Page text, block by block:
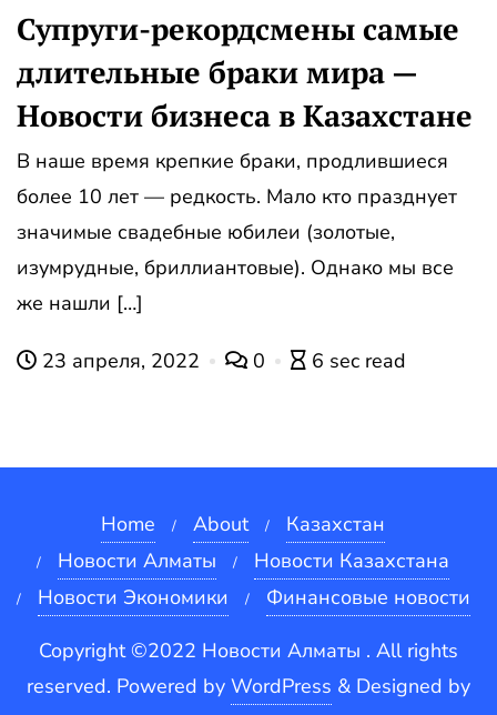
Супруги-рекордсмены самые
длительные браки мира —
Новости бизнеса в Казахстане
В наше время крепкие браки, продлившиеся
более 10 лет — редкость. Мало кто празднует
значимые свадебные юбилеи (золотые,
изумрудные, бриллиантовые). Однако мы все
же нашли […]
23 апреля, 2022 0 6 sec read
Home About
Казахстан
Новости Алматы
Новости Казахстана
Новости Экономики
Финансовые новости
Copyright ©2022 Новости Алматы . All rights
reserved. Powered by WordPress & Designed by